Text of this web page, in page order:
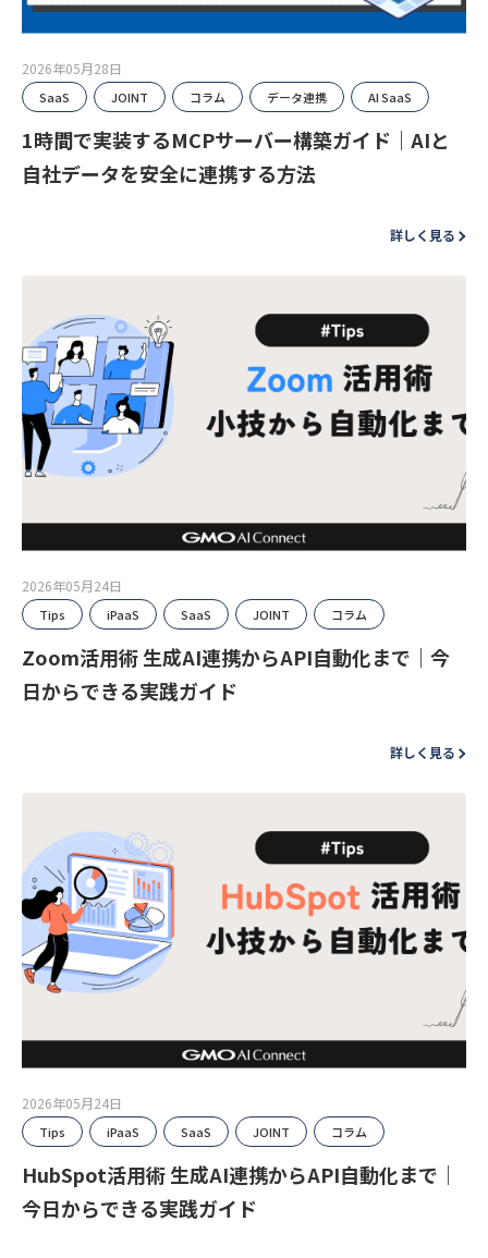
2026年05月28日
SaaS JOINT コラム データ連携 AI SaaS
1時間で実装するMCPサーバー構築ガイド｜AIと
自社データを安全に連携する方法
詳しく見る
2026年05月24日
Tips iPaaS SaaS JOINT コラム
Zoom活用術 生成AI連携からAPI自動化まで｜今
日からできる実践ガイド
詳しく見る
2026年05月24日
Tips iPaaS SaaS JOINT コラム
HubSpot活用術 生成AI連携からAPI自動化まで｜
今日からできる実践ガイド